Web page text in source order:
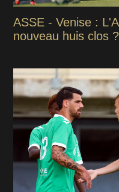
ASSE - Venise :
nouveau huis clos ?